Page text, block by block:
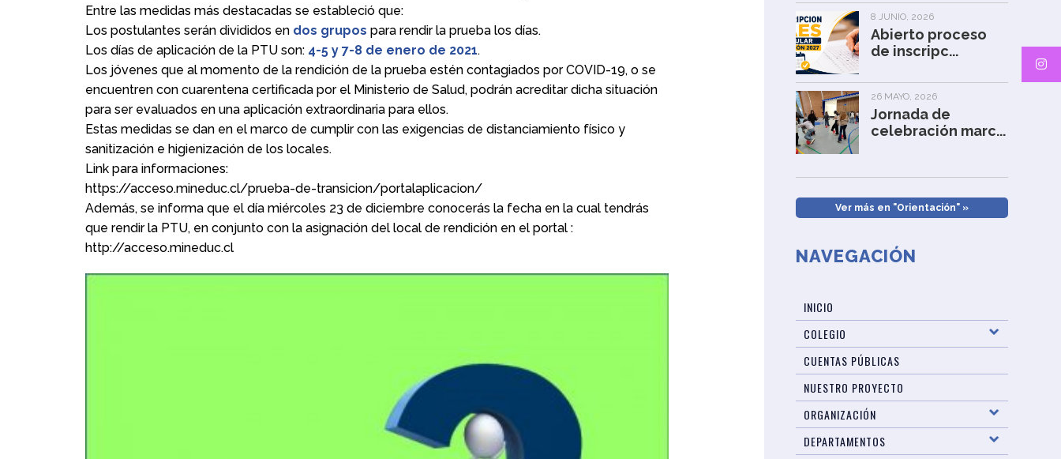
Entre las medidas más destacadas se estableció que:
Los postulantes serán divididos en dos grupos para rendir la prueba los días.
Los días de aplicación de la PTU son: 4-5 y 7-8 de enero de 2021.
Los jóvenes que al momento de la rendición de la prueba estén contagiados por COVID-19, o se
encuentren con cuarentena certificada por el Ministerio de Salud, podrán acreditar dicha situación
para ser evaluados en una aplicación extraordinaria para ellos.
Estas medidas se dan en el marco de cumplir con las exigencias de distanciamiento físico y
sanitización e higienización de los locales.
Link para informaciones:
https://acceso.mineduc.cl/prueba-de-transicion/portalaplicacion/
Además, se informa que el día miércoles 23 de diciembre conocerás la fecha en la cual tendrás
que rendir la PTU, en conjunto con la asignación del local de rendición en el portal :
http://acceso.mineduc.cl
8 JUNIO, 2026
Abierto proceso
de inscripc...
26 MAYO, 2026
Jornada de
celebración marc...
Ver más en "Orientación" »
NAVEGACIÓN
INICIO
COLEGIO
CUENTAS PÚBLICAS
NUESTRO PROYECTO
ORGANIZACIÓN
DEPARTAMENTOS